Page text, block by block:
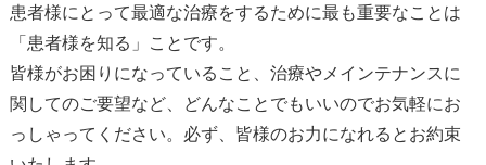
患者様にとって最適な治療をするために最も重要なことは
「患者様を知る」ことです。
皆様がお困りになっていること、治療やメインテナンスに
関してのご要望など、どんなことでもいいのでお気軽にお
っしゃってください。必ず、皆様のお力になれるとお約束